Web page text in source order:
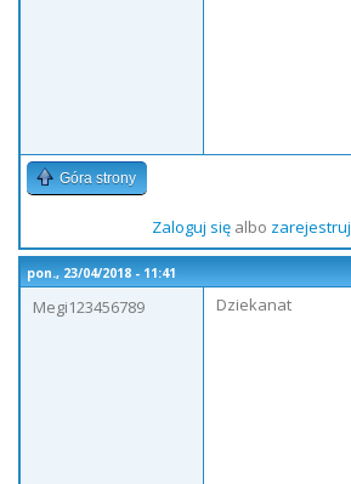
Góra strony
Zaloguj sięalbo zarejestruj
pon., 23/04/2018 - 11:41
Megi123456789
Dziekanat